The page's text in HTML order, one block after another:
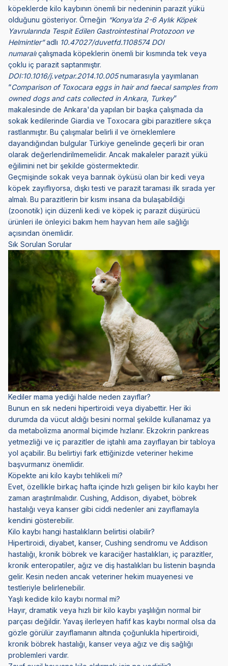
köpeklerde kilo kaybının önemli bir nedeninin parazit yükü
olduğunu gösteriyor. Örneğin “Konya’da 2-6 Aylık Köpek
Yavrularında Tespit Edilen Gastrointestinal Protozoon ve
Helmintler”adlı 10.47027/duvetfd.1108574DOI
numaralıçalışmada köpeklerin önemli bir kısmında tek veya
çoklu iç parazit saptanmıştır.
DOI:10.1016/j.vetpar.2014.10.005numarasıyla yayımlanan
“Comparison of Toxocara eggs in hair and faecal samples from
owned dogs and cats collected in Ankara, Turkey”
makalesinde de Ankara'da yapılan bir başka çalışmada da
sokak kedilerinde Giardia ve Toxocara gibi parazitlere sıkça
rastlanmıştır. Bu çalışmalar belirli il ve örneklemlere
dayandığından bulgular Türkiye genelinde geçerli bir oran
olarak değerlendirilmemelidir. Ancak makaleler parazit yükü
eğilimini net bir şekilde göstermektedir.
Geçmişinde sokak veya barınak öyküsü olan bir kedi veya
köpek zayıflıyorsa, dışkı testi ve parazit taraması ilk sırada yer
almalı. Bu parazitlerin bir kısmı insana da bulaşabildiği
(zoonotik) için düzenli kedi ve köpek iç parazit düşürücü
ürünleri ile önleyici bakım hem hayvan hem aile sağlığı
açısından önemlidir.
Sık Sorulan Sorular
Kediler mama yediği halde neden zayıflar?
Bunun en sık nedeni hipertiroidi veya diyabettir. Her iki
durumda da vücut aldığı besini normal şekilde kullanamaz ya
da metabolizma anormal biçimde hızlanır. Ekzokrin pankreas
yetmezliği ve iç parazitler de iştahlı ama zayıflayan bir tabloya
yol açabilir. Bu belirtiyi fark ettiğinizde veteriner hekime
başvurmanız önemlidir.
Köpekte ani kilo kaybı tehlikeli mi?
Evet, özellikle birkaç hafta içinde hızlı gelişen bir kilo kaybı her
zaman araştırılmalıdır. Cushing, Addison, diyabet, böbrek
hastalığı veya kanser gibi ciddi nedenler ani zayıflamayla
kendini gösterebilir.
Kilo kaybı hangi hastalıkların belirtisi olabilir?
Hipertiroidi, diyabet, kanser, Cushing sendromu ve Addison
hastalığı, kronik böbrek ve karaciğer hastalıkları, iç parazitler,
kronik enteropatiler, ağız ve diş hastalıkları bu listenin başında
gelir. Kesin neden ancak veteriner hekim muayenesi ve
testleriyle belirlenebilir.
Yaşlı kedide kilo kaybı normal mi?
Hayır, dramatik veya hızlı bir kilo kaybı yaşlılığın normal bir
parçası değildir. Yavaş ilerleyen hafif kas kaybı normal olsa da
gözle görülür zayıflamanın altında çoğunlukla hipertiroidi,
kronik böbrek hastalığı, kanser veya ağız ve diş sağlığı
problemleri vardır.